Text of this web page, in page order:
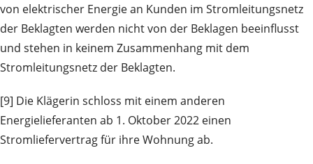
von elektrischer Energie an Kunden im Stromleitungsnetz
der Beklagten werden nicht von der Beklagen beeinflusst
und stehen in keinem Zusammenhang mit dem
Stromleitungsnetz der Beklagten.
[9] Die Klägerin schloss mit einem anderen
Energielieferanten ab 1. Oktober 2022 einen
Stromliefervertrag für ihre Wohnung ab.